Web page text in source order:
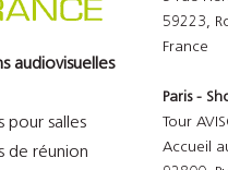
audiovisuelles
pour salles
de réunion
59223,
France
Paris -
Tour
Accueil